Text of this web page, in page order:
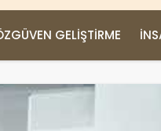
GELIŞTIRME